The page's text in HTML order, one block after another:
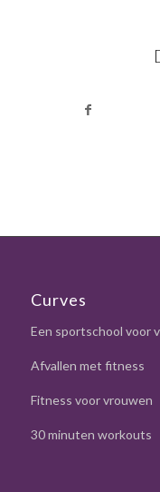
Curves
Een sportschool voor
Afvallen met fitness
Fitness voor vrouwen
30 minuten workouts